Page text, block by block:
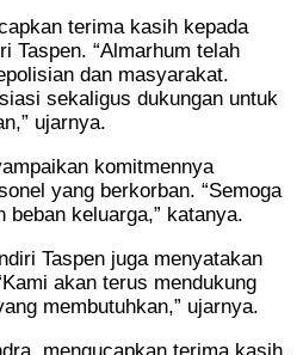
terima kasih kepada
Taspen. “Almarhum telah
dan masyarakat.
sekaligus dukungan untuk
ujarnya.
komitmennya
yang berkorban. “Semoga
beban keluarga,” katanya.
Taspen juga menyatakan
akan terus mendukung
membutuhkan,” ujarnya.